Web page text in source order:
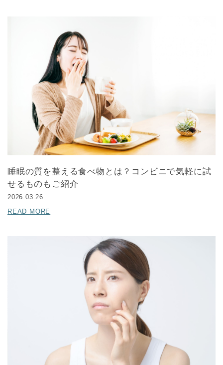
睡眠の質を整える食べ物とは？コンビニで気軽に試
せるものもご紹介
2026.03.26
READ MORE